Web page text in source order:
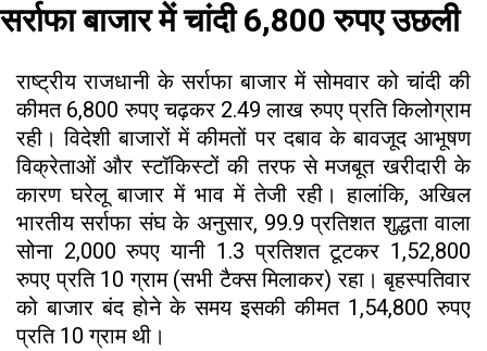
सर्राफा बाजार में चांदी 6,800 रुपए उछली
राष्ट्रीय राजधानी के सर्राफा बाजार में सोमवार को चांदी की
कीमत 6,800 रुपए चढ़कर 2.49 लाख रुपए प्रति किलोग्राम
रही। विदेशी बाजारों में कीमतों पर दबाव के बावजूद आभूषण
विक्रेताओं और स्टॉकिस्टों की तरफ से मजबूत खरीदारी के
कारण घरेलू बाजार में भाव में तेजी रही। हालांकि, अखिल
भारतीय सर्राफा संघ के अनुसार, 99.9 प्रतिशत शुद्धता वाला
सोना 2,000 रुपए यानी 1.3 प्रतिशत टूटकर 1,52,800
रुपए प्रति 10 ग्राम (सभी टैक्स मिलाकर) रहा। बृहस्पतिवार
को बाजार बंद होने के समय इसकी कीमत 1,54,800 रुपए
प्रति 10 ग्राम थी।